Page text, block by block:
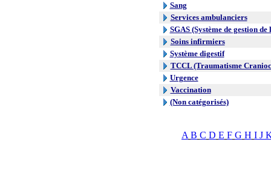
Sang
Services ambulanciers
SGAS (Système de gestion
Soins infirmiers
Système digestif
TCCL (Traumatisme
Urgence
Vaccination
(Non catégorisés)
A B C D E F G H I J